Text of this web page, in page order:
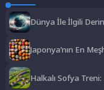
Dünya İle İlgili
Japonya’nın En
Halkalı Sofya